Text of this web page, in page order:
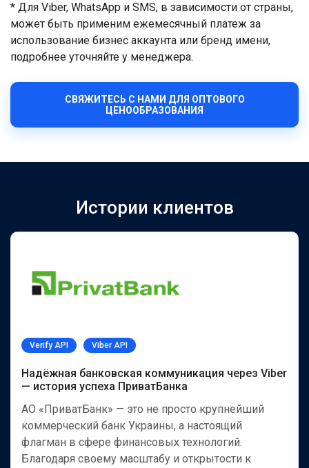
* Для Viber, WhatsApp и SMS, в зависимости от страны,
может быть применим ежемесячный платеж за
использование бизнес аккаунта или бренд имени,
подробнее уточняйте у менеджера.
СВЯЖИТЕСЬ С НАМИ ДЛЯ ОПТОВОГО
ЦЕНООБРАЗОВАНИЯ
Истории клиентов
Verify API Viber API
Надёжная банковская коммуникация через Viber
— история успеха ПриватБанка
АО «ПриватБанк» — это не просто крупнейший
коммерческий банк Украины, а настоящий
флагман в сфере финансовых технологий.
Благодаря своему масштабу и открытости к